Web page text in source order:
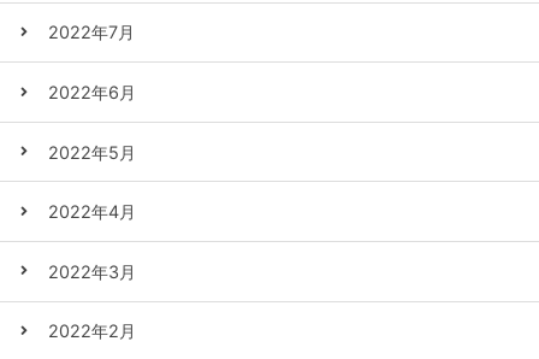
2022年7月
2022年6月
2022年5月
2022年4月
2022年3月
2022年2月